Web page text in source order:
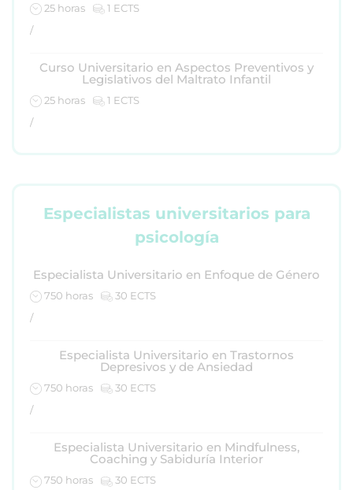
25 horas
1 ECTS
/
Curso Universitario en Aspectos Preventivos y
Legislativos del Maltrato Infantil
25 horas
1 ECTS
/
Especialistas universitarios para
psicología
Especialista Universitario en Enfoque de Género
750 horas
30 ECTS
/
Especialista Universitario en Trastornos
Depresivos y de Ansiedad
750 horas
30 ECTS
/
Especialista Universitario en Mindfulness,
Coaching y Sabiduría Interior
750 horas
30 ECTS